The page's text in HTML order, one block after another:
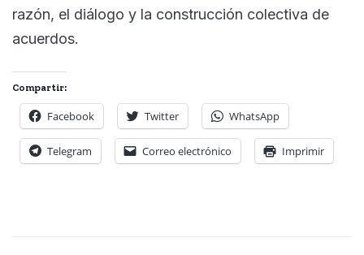
razón, el diálogo y la construcción colectiva de
acuerdos.
Compartir:
Facebook Twitter WhatsApp
Telegram Correo electrónico Imprimir